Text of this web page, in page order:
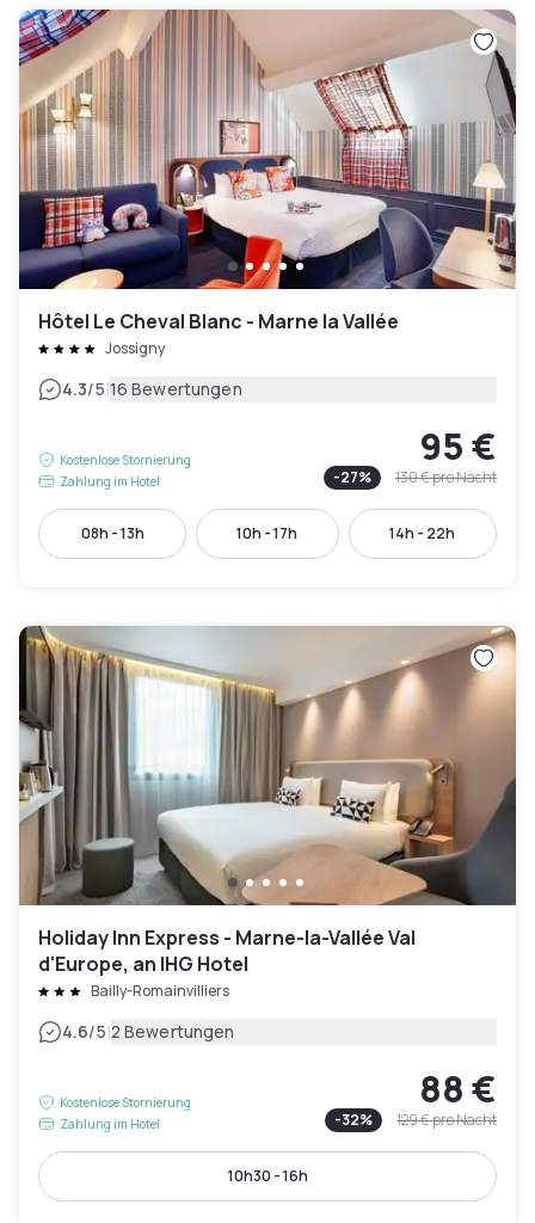
Hôtel Le Cheval Blanc - Marne la Vallée
Jossigny
4.3/5|16 Bewertungen
Kostenlose Stornierung
Zahlung im Hotel
95 €
-27% 130 €pro Nacht
08h - 13h 10h - 17h 14h - 22h
Holiday Inn Express - Marne-la-Vallée Val
d'Europe, an IHG Hotel
Bailly-Romainvilliers
4.6/5|2 Bewertungen
Kostenlose Stornierung
Zahlung im Hotel
88 €
-32% 129 €pro Nacht
10h30 - 16h